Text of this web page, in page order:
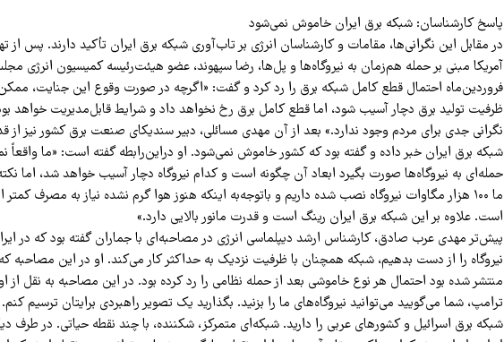
پاسخ کارشناسان: شبکه برق ایران خاموش نمی‌شود
در مقابل این نگرانی‌ها، مقامات و کارشناسان انرژی بر تاب‌آوری شبکه برق ایران تأکید دارند. پس از
فروردین‌ماه احتمال قطع کامل شبکه برق را رد کرد و گفت: «اگرچه در صورت وقوع این جنایت،
ظرفیت تولید برق دچار آسیب شود، اما قطع کامل برق رخ نخواهد داد و شرایط قابل‌مدیریت خواهد
نگرانی جدی برای مردم وجود ندارد.» بعد از آن مهدی مسائلی، دبیر سندیکای صنعت برق کشور نیز از
شبکه برق ایران خبر داده و گفته بود که کشور خاموش نمی‌شود. او دراین‌رابطه گفته است: «ما واقعاً
حمله‌ای به نیروگاه‌ها صورت بگیرد ابعاد آن چگونه است و کدام نیروگاه دچار آسیب خواهد شد، اما
ما ۱۰۰ هزار مگاوات نیروگاه نصب شده داریم و باتوجه‌به اینکه هنوز هوا گرم نشده نیاز به مصرف
است. علاوه بر این شبکه برق ایران رینگ است و قدرت مانور بالایی دارد.»
پیش‌تر مهدی عرب صادق، کارشناس ارشد دیپلماسی انرژی در مصاحبه‌ای با جماران گفته بود که در
نیروگاه را از دست بدهیم، شبکه همچنان با ظرفیت نزدیک به حداکثر کار می‌کند. او در این مصاحبه
منتشر شده بود احتمال هر نوع خاموشی بعد از حمله نظامی را رد کرده بود. در این مصاحبه به نقل از
ترامپ، شما می‌گویید می‌توانید نیروگاه‌های ما را بزنید. بگذارید یک تصویر راهبردی برایتان ترسیم
شبکه برق اسرائیل و کشورهای عربی را دارید. شبکه‌ای متمرکز، شکننده، با چند نقطه حیاتی. در طرف